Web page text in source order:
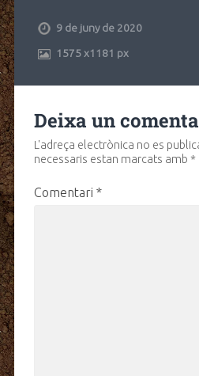
9 de juny de 2020
1575x1181 px
Deixa un
L'adreça electrònica no es
necessaris estan marcats amb *
Comentari *